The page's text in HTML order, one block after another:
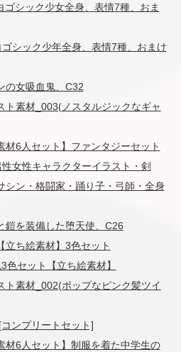
ゴシック少女全身、表情7種、おま
シック少年全身、表情7種、おまけ
の女吸血鬼、C32
ト素材_003(ノスタルジックなギャ
材6人セット】ファンタジーセット
女性キャラクターイラスト・剣
シン・格闘家・踊り子・弓師・全身
鎧を装備した堕天使、C26
立ち絵素材】3色セット
色セット【立ち絵素材】
ト素材_002(ポップなピンク髪ツイ
ンプリートセット]
材6人セット】制服を着た中学生の